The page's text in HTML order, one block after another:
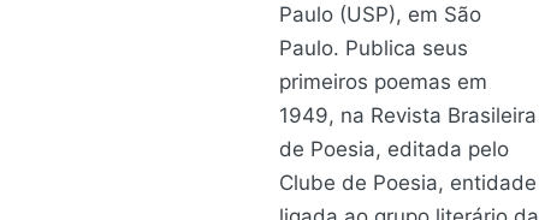
Paulo (USP), em São
Paulo. Publica seus
primeiros poemas em
1949, na Revista Brasileira
de Poesia, editada pelo
Clube de Poesia, entidade